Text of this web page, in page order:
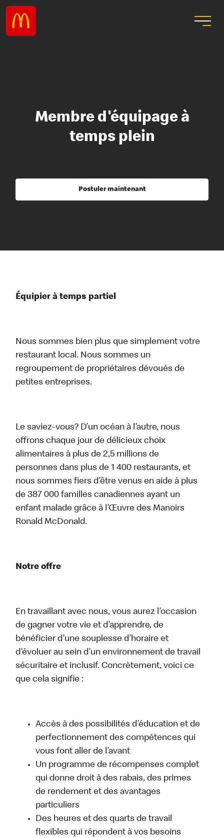
Membre d'équipage à
temps plein
Postuler maintenant
Équipier à temps partiel
Nous sommes bien plus que simplement votre
restaurant local. Nous sommes un
regroupement de propriétaires dévoués de
petites entreprises.
Le saviez-vous? D’un océan à l’autre, nous
offrons chaque jour de délicieux choix
alimentaires à plus de 2,5 millions de
personnes dans plus de 1 400 restaurants, et
nous sommes fiers d’être venus en aide à plus
de 387 000 familles canadiennes ayant un
enfant malade grâce à l’Œuvre des Manoirs
Ronald McDonald.
Notre offre
En travaillant avec nous, vous aurez l’occasion
de gagner votre vie et d’apprendre, de
bénéficier d’une souplesse d’horaire et
d’évoluer au sein d’un environnement de travail
sécuritaire et inclusif. Concrètement, voici ce
que cela signifie :
Accès à des possibilités d’éducation et de
perfectionnement des compétences qui
vous font aller de l’avant
Un programme de récompenses complet
qui donne droit à des rabais, des primes
de rendement et des avantages
particuliers
Des heures et des quarts de travail
flexibles qui répondent à vos besoins